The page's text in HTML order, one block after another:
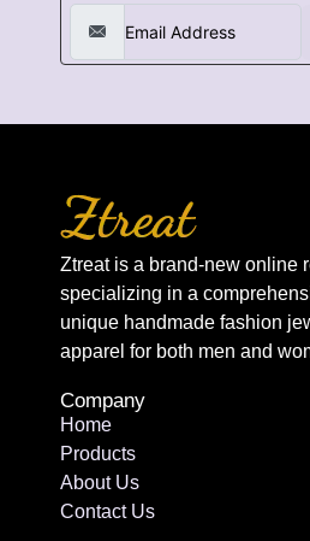
Ztreat is a brand-new online
specializing in a
unique handmade fashion
apparel for both men and
Company
Home
Products
About Us
Contact Us